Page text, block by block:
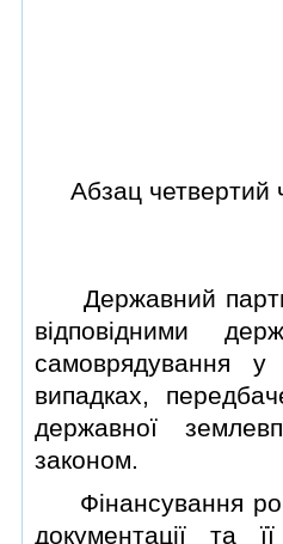
Абзац четвертий
Державний
вiдповiдними
самоврядування
випадках,
державної
законом.
Фiнансування
документацiї та